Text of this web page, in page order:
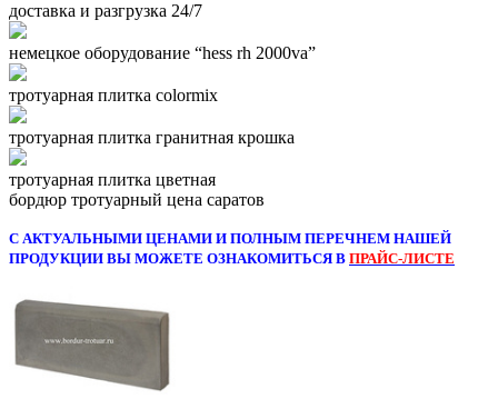
доставка и разгрузка 24/7
немецкое оборудование “hess rh 2000va”
тротуарная плитка colormix
тротуарная плитка гранитная крошка
тротуарная плитка цветная
бордюр тротуарный цена саратов
С АКТУАЛЬНЫМИ ЦЕНАМИ И ПОЛНЫМ ПЕРЕЧНЕМ НАШЕЙ
ПРОДУКЦИИ ВЫ МОЖЕТЕ ОЗНАКОМИТЬСЯ В ПРАЙС-ЛИСТЕ